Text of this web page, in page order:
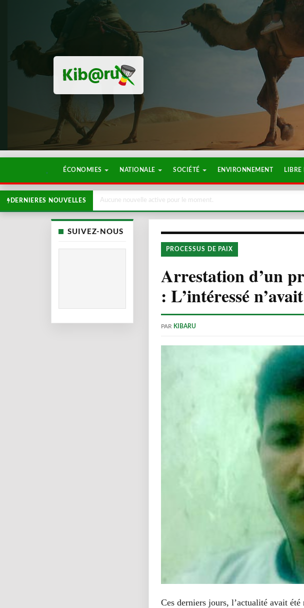
ÉCONOMIES NATIONALE SOCIÉTÉ ENVIRONNEMENT LIBRE
DERNIERES NOUVELLES Aucune nouvelle active pour le moment.
SUIVEZ-NOUS
PROCESSUS DE PAIX
Arrestation d’un
: L’intéressé
PAR KIBARU
Ces derniers jours, l’actualité avait